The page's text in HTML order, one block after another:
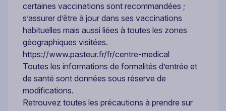
certaines vaccinations sont recommandées ;
s’assurer d’être à jour dans ses vaccinations
habituelles mais aussi liées à toutes les zones
géographiques visitées.
https://www.pasteur.fr/fr/centre-medical
Toutes les informations de formalités d’entrée et
de santé sont données sous réserve de
modifications.
Retrouvez toutes les précautions à prendre sur